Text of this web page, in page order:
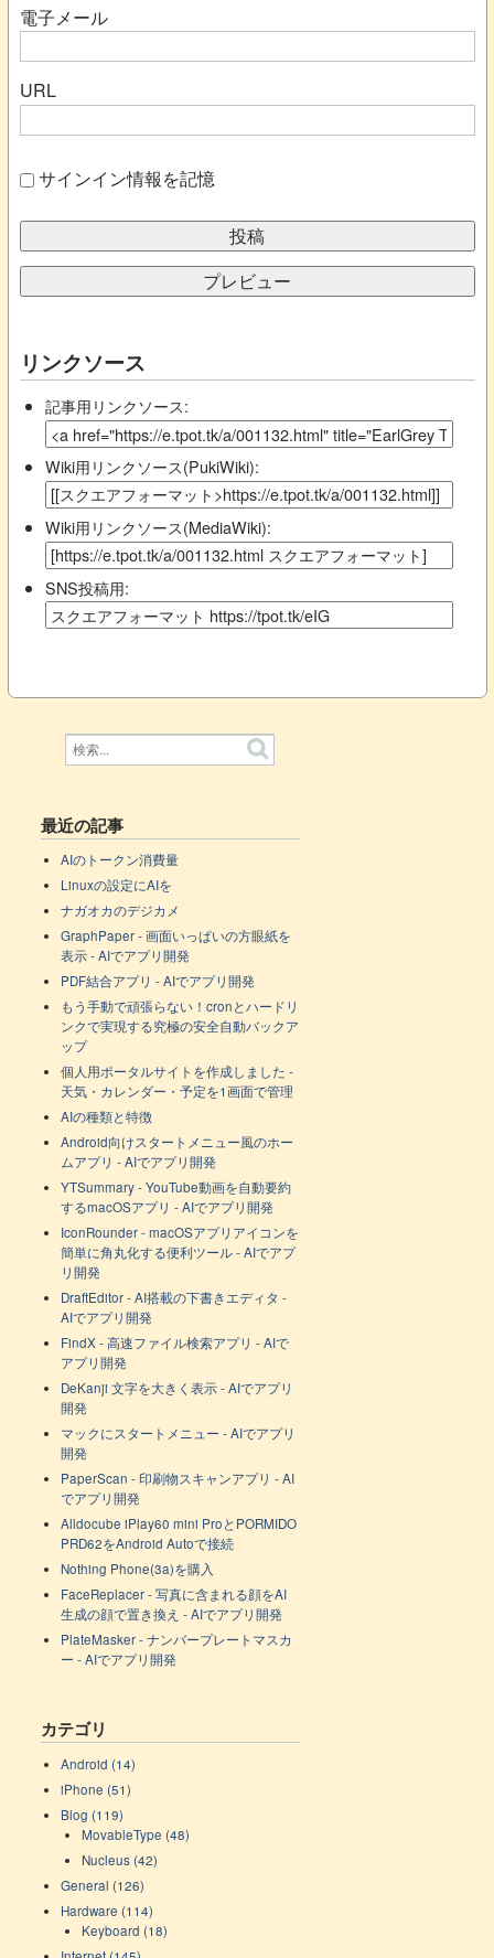
電子メール
URL
サインイン情報を記憶
リンクソース
記事用リンクソース:
Wiki用リンクソース(PukiWiki):
Wiki用リンクソース(MediaWiki):
SNS投稿用:
最近の記事
AIのトークン消費量
Linuxの設定にAIを
ナガオカのデジカメ
GraphPaper - 画面いっぱいの方眼紙を
表示 - AIでアプリ開発
PDF結合アプリ - AIでアプリ開発
もう手動で頑張らない！cronとハードリ
ンクで実現する究極の安全自動バックア
ップ
個人用ポータルサイトを作成しました -
天気・カレンダー・予定を1画面で管理
AIの種類と特徴
Android向けスタートメニュー風のホー
ムアプリ - AIでアプリ開発
YTSummary - YouTube動画を自動要約
するmacOSアプリ - AIでアプリ開発
IconRounder - macOSアプリアイコンを
簡単に角丸化する便利ツール - AIでアプ
リ開発
DraftEditor - AI搭載の下書きエディタ -
AIでアプリ開発
FindX - 高速ファイル検索アプリ - AIで
アプリ開発
DeKanji 文字を大きく表示 - AIでアプリ
開発
マックにスタートメニュー - AIでアプリ
開発
PaperScan - 印刷物スキャンアプリ - AI
でアプリ開発
Alldocube iPlay60 mini ProとPORMIDO
PRD62をAndroid Autoで接続
Nothing Phone(3a)を購入
FaceReplacer - 写真に含まれる顔をAI
生成の顔で置き換え - AIでアプリ開発
PlateMasker - ナンバープレートマスカ
ー - AIでアプリ開発
カテゴリ
Android (14)
iPhone (51)
Blog (119)
MovableType (48)
Nucleus (42)
General (126)
Hardware (114)
Keyboard (18)